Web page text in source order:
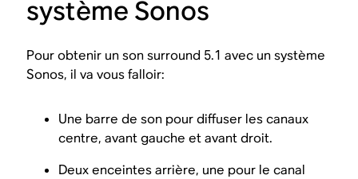
système Sonos
Pour obtenir un son surround 5.1 avec un système
Sonos, il va vous falloir:
Une barre de son pour diffuser les canaux
centre, avant gauche et avant droit.
Deux enceintes arrière, une pour le canal